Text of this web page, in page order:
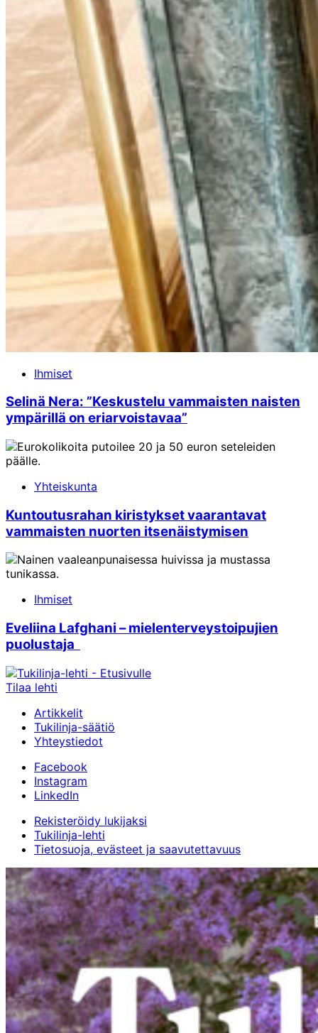
Ihmiset
Selinä Nera: ”Keskustelu vammaisten naisten
ympärillä on eriarvoistavaa”
Yhteiskunta
Kuntoutusrahan kiristykset vaarantavat
vammaisten nuorten itsenäistymisen
Ihmiset
Eveliina Lafghani – mielenterveystoipujien
puolustaja
Tilaa lehti
Artikkelit
Tukilinja-säätiö
Yhteystiedot
Facebook
Instagram
LinkedIn
Rekisteröidy lukijaksi
Tukilinja-lehti
Tietosuoja, evästeet ja saavutettavuus